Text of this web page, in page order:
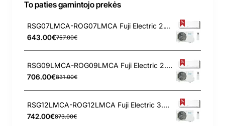
To paties gamintojo prekės
RSG07LMCA-ROG07LMCA Fuji Electric 2.1/3.0 kW kondicionierius
643.00€757.00€
RSG09LMCA-ROG09LMCA Fuji Electric 2.5/3.2 kW kondicionierius
706.00€831.00€
RSG12LMCA-ROG12LMCA Fuji Electric 3.4/4.0 kW kondicionierius
742.00€873.00€